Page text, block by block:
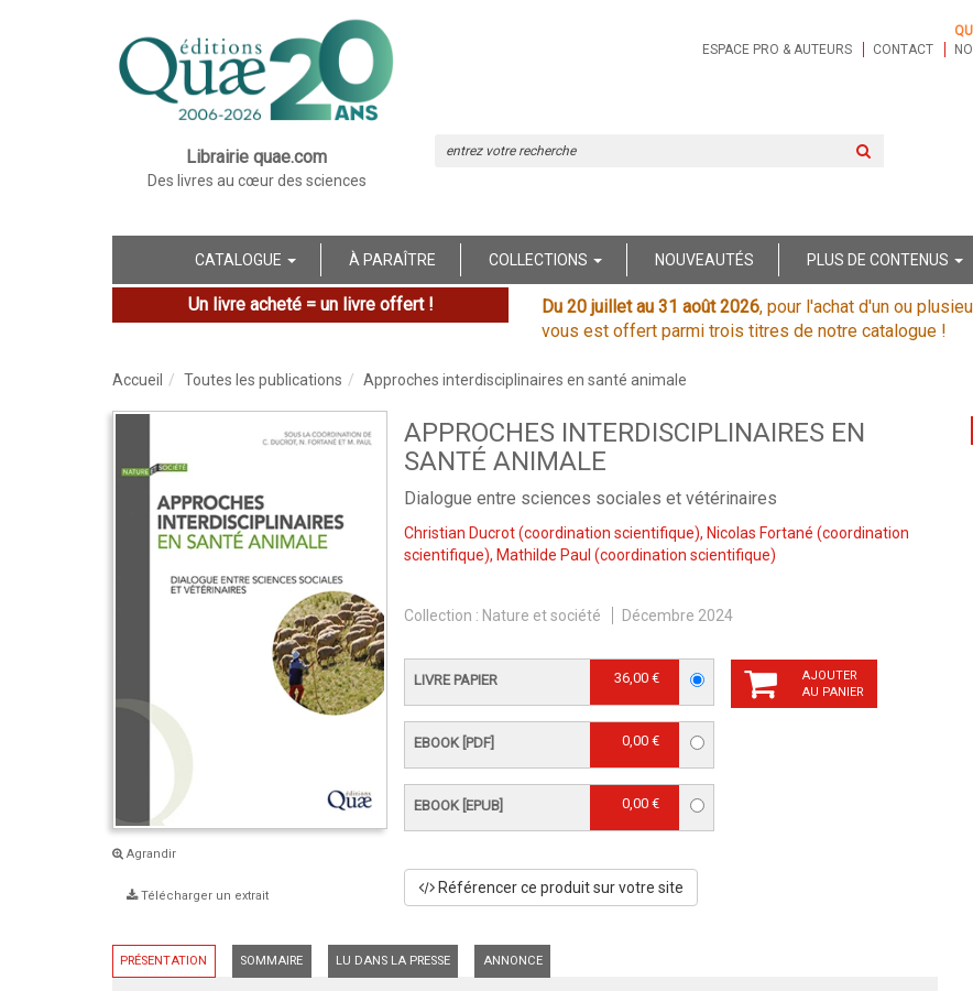
Librairie quae.com
Des livres au cœur des sciences
ESPACE PRO & AUTEURS CONTACT
CATALOGUE À PARAÎTRE COLLECTIONS NOUVEAUTÉS PLUS DE CONTENUS
Un livre acheté = un livre offert ! Du 20 juillet au 31 août 2026, pour l'achat d'un ou
vous est offert parmi trois titres de notre catalogue !
Accueil Toutes les publications Approches interdisciplinaires en santé animale
Agrandir
Télécharger un extrait
APPROCHES INTERDISCIPLINAIRES EN
SANTÉ ANIMALE
Dialogue entre sciences sociales et vétérinaires
Christian Ducrot(coordination scientifique), Nicolas Fortané (coordination
scientifique), Mathilde Paul (coordination scientifique)
Collection : Nature et société Décembre 2024
LIVRE PAPIER 36,00 €
EBOOK [PDF] 0,00 €
EBOOK [EPUB] 0,00 €
AJOUTER
AU PANIER
Référencer ce produit sur votre site
PRÉSENTATION SOMMAIRE LU DANS LA PRESSE ANNONCE